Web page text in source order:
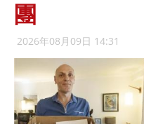
團
2026年08月09日 14:31